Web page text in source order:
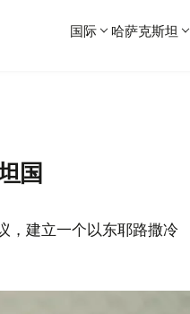
国际 哈萨克斯坦
国
，建立一个以东耶路撒冷